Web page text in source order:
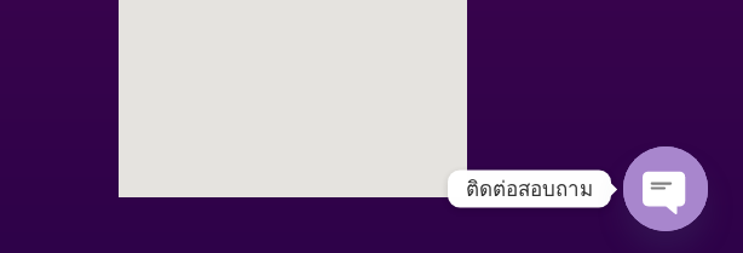
ติดต่อสอบถาม